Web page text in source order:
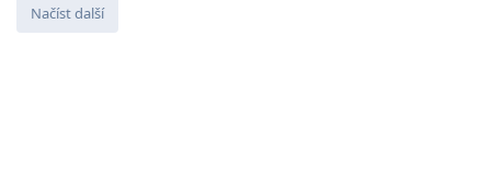
Načíst další